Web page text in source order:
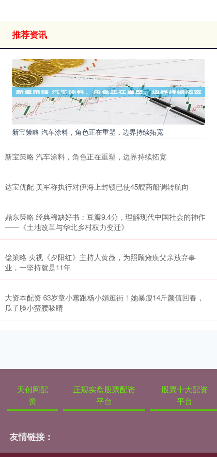
推荐资讯
新宝策略 汽车涂料，角色正在重塑，边界持续拓宽
新宝策略 汽车涂料，角色正在重塑，边界持续拓宽
达宝优配 美军称执行对伊海上封锁已使45艘商船调转航向
鼎东策略 经典稀缺好书：豆瓣9.4分，理解现代中国社会的神作
——《土地改革与华北乡村权力变迁》
億策略 央视《夕阳红》主持人黄薇，为照顾瘫痪父亲放弃事
业，一坚持就是11年
大资本配资 63岁章小蕙跟杨小娟逛街！她暴瘦14斤颜值回春，
瓜子脸小蛮腰吸睛
天创网配
资
正规实盘股票配资
平台
股票十大配资
平台
友情链接：